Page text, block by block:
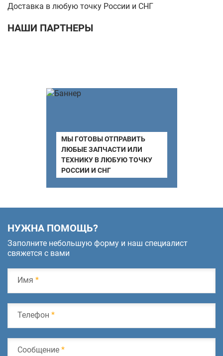
Доставка в любую точку России и СНГ
НАШИ ПАРТНЕРЫ
МЫ ГОТОВЫ ОТПРАВИТЬ
ЛЮБЫЕ ЗАПЧАСТИ ИЛИ
ТЕХНИКУ В ЛЮБУЮ ТОЧКУ
РОССИИ И СНГ
НУЖНА ПОМОЩЬ?
Заполните небольшую форму и наш специалист
свяжется с вами
Имя *
Телефон *
Сообщение *